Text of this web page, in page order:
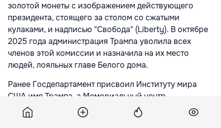
золотой монеты с изображением действующего
президента, стоящего за столом со сжатыми
кулаками, и надписью "Свобода" (Liberty). В октябре
2025 года администрация Трампа уволила всех
членов этой комиссии и назначила на их место
людей, лояльных главе Белого дома.
Ранее Госдепартамент присвоил Институту мира
США имя Трампа, а Мемориальный центр
исполнительских искусств имени Джона Ф. Кеннеди
в Вашингтоне получил новое название -